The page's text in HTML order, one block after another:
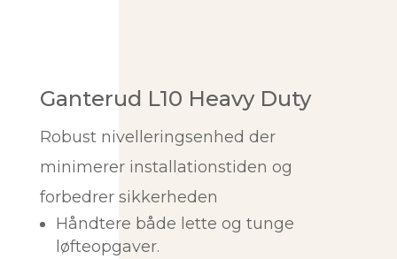
Ganterud L10 Heavy Duty
Robust nivelleringsenhed der
minimerer installationstiden og
forbedrer sikkerheden
Håndtere både lette og tunge
løfteopgaver.